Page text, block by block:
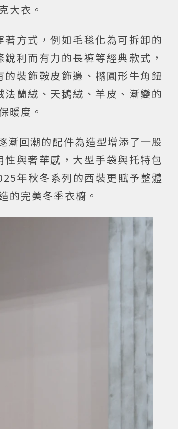
大衣。
方式，例如毛毯化為可拆卸的
利而有力的長褲等經典款式，
裝飾鞍皮飾邊、橢圓形牛角鈕
蘭絨、天鵝絨、羊皮、漸變的
暖度。
回潮的配件為造型增添了一股
與奢華感，大型手袋與托特包
年秋冬系列的西裝更賦予整體
的完美冬季衣櫥。